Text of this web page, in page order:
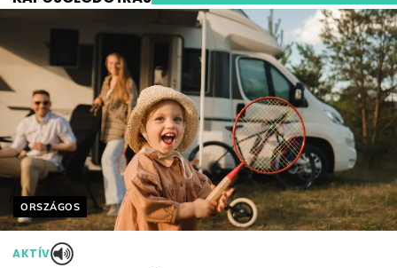
Helyszín címkék:
ORSZÁGOS
AKTÍV